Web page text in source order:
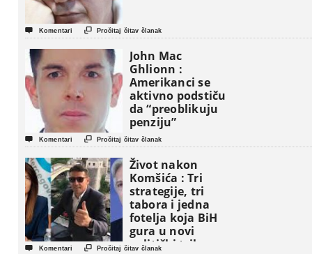
 Komentari  Pročitaj čitav članak
John Mac
Ghlionn :
Amerikanci se
aktivno podstiču
da “preoblikuju
penziju”
 Komentari  Pročitaj čitav članak
Život nakon
Komšića : Tri
strategije, tri
tabora i jedna
fotelja koja BiH
gura u novi
politički triler
 Komentari  Pročitaj čitav članak